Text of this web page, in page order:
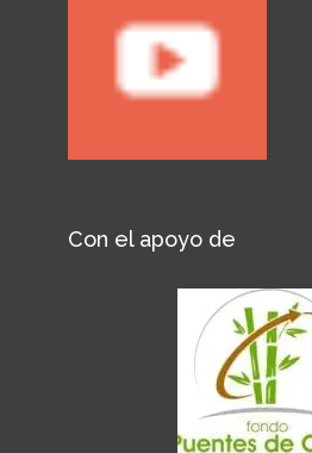
Con el apoyo de